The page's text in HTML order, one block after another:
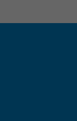
Matomo
Das Cookie
Session